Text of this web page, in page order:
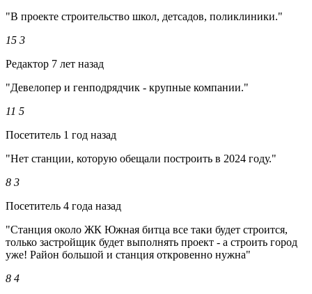
"В проекте строительство школ, детсадов, поликлиники."
15 3
Редактор 7 лет назад
"Девелопер и генподрядчик - крупные компании."
11 5
Посетитель 1 год назад
"Нет станции, которую обещали построить в 2024 году."
8 3
Посетитель 4 года назад
"Станция около ЖК Южная битца все таки будет строится,
только застройщик будет выполнять проект - а строить город
уже! Район большой и станция откровенно нужна"
8 4